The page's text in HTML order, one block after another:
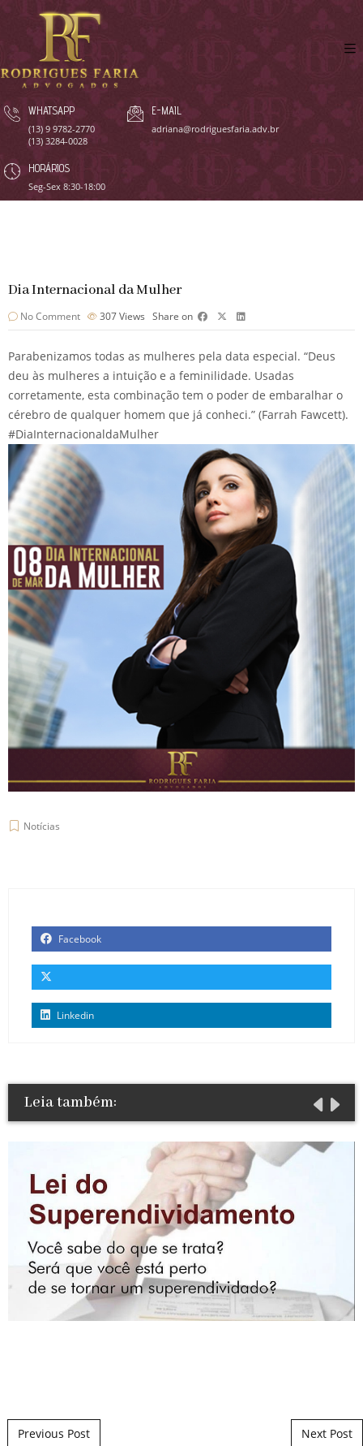
WHATSAPP
(13) 9 9782-2770
(13) 3284-0028
E-MAIL
adriana@rodriguesfaria.adv.br
HORÁRIOS
Seg-Sex 8:30-18:00
Dia Internacional da Mulher
No Comment 307Views Share on
Parabenizamos todas as mulheres pela data especial. “Deus
deu às mulheres a intuição e a feminilidade. Usadas
corretamente, esta combinação tem o poder de embaralhar o
cérebro de qualquer homem que já conheci.” (Farrah Fawcett).
‪#‎DiaInternacionaldaMulher‬
Notícias
Facebook
Linkedin
Leia também:
Post navigation
Previous Post Next Post